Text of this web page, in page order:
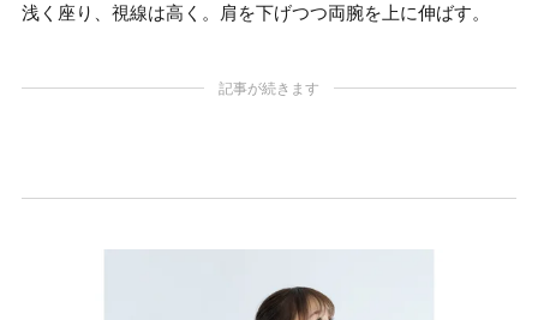
浅く座り、視線は高く。肩を下げつつ両腕を上に伸ばす。
記事が続きます